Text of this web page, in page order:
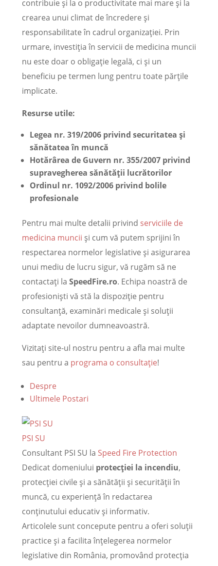
contribuie și la o productivitate mai mare și la
crearea unui climat de încredere și
responsabilitate în cadrul organizației. Prin
urmare, investiția în servicii de medicina muncii
nu este doar o obligație legală, ci și un
beneficiu pe termen lung pentru toate părțile
implicate.
Resurse utile:
Legea nr. 319/2006 privind securitatea și
sănătatea în muncă
Hotărârea de Guvern nr. 355/2007 privind
supravegherea sănătății lucrătorilor
Ordinul nr. 1092/2006 privind bolile
profesionale
Pentru mai multe detalii privind serviciile de
medicina muncii și cum vă putem sprijini în
respectarea normelor legislative și asigurarea
unui mediu de lucru sigur, vă rugăm să ne
contactați la SpeedFire.ro. Echipa noastră de
profesioniști vă stă la dispoziție pentru
consultanță, examinări medicale și soluții
adaptate nevoilor dumneavoastră.
Vizitați site-ul nostru pentru a afla mai multe
sau pentru a programa o consultație!
Despre
Ultimele Postari
PSI SU
Consultant PSI SU la Speed Fire Protection
Dedicat domeniului protecției la incendiu,
protecției civile și a sănătății și securității în
muncă, cu experiență în redactarea
conținutului educativ și informativ.
Articolele sunt concepute pentru a oferi soluții
practice și a facilita înțelegerea normelor
legislative din România, promovând protecția